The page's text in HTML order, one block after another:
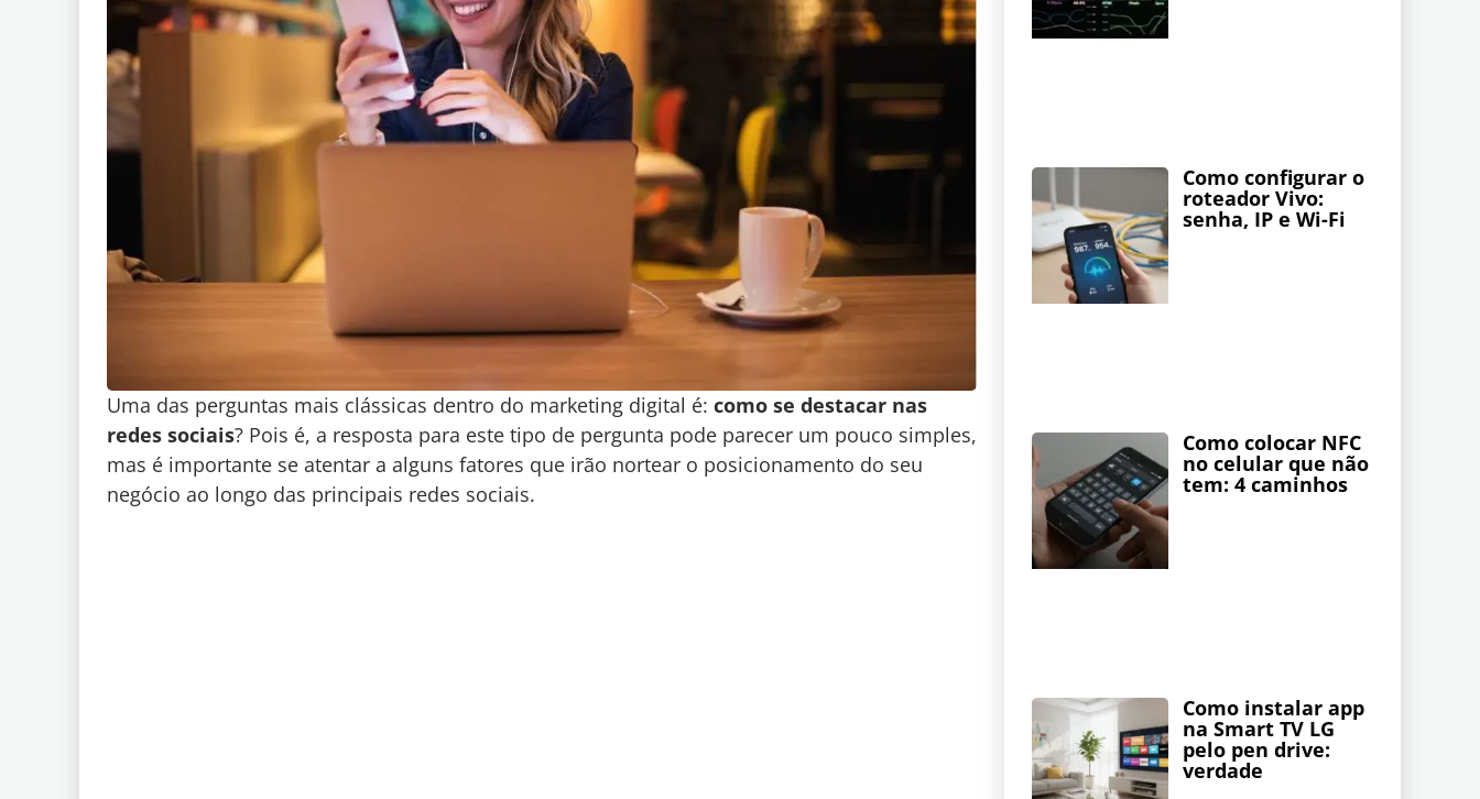
Uma das perguntas mais clássicas dentro do marketing digital é: como se destacar nas
redes sociais? Pois é, a resposta para este tipo de pergunta pode parecer um pouco simples,
mas é importante se atentar a alguns fatores que irão nortear o posicionamento do seu
negócio ao longo das principais redes sociais.
Como configurar o
roteador Vivo:
senha, IP e Wi-Fi
Como colocar NFC
no celular que não
tem: 4 caminhos
Como instalar app
na Smart TV LG
pelo pen drive:
verdade